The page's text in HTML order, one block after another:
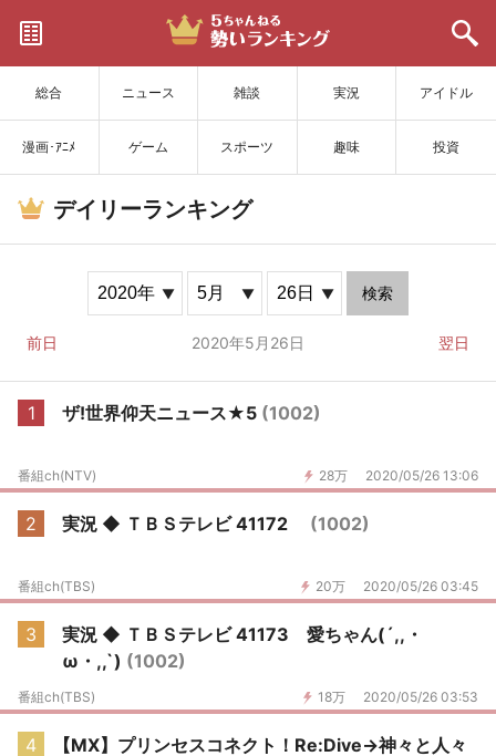
総合 ニュース 雑談 実況 アイドル
漫画･ｱﾆﾒ ゲーム スポーツ 趣味 投資
サイトを更新
デイリーランキング
検索
前日 2020年5月26日 翌日
1 ザ!世界仰天ニュース★5 (1002)
28万 2020/05/26 13:06
番組ch(NTV)
2 実況 ◆ ＴＢＳテレビ 41172 (1002)
20万 2020/05/26 03:45
番組ch(TBS)
3
実況 ◆ ＴＢＳテレビ 41173 愛ちゃん(´,,・
ω・,,`) (1002)
18万 2020/05/26 03:53
番組ch(TBS)
4
【MX】プリンセスコネクト！Re:Dive→神々と人々